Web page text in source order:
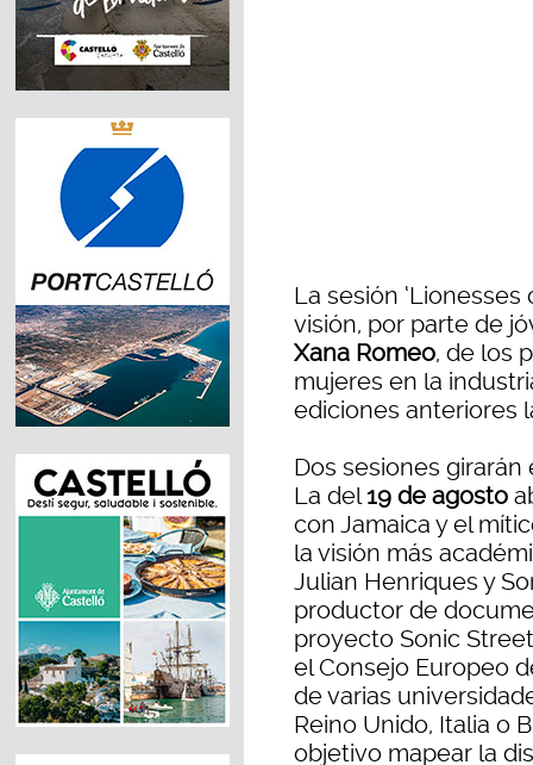
La sesión
visión, por parte de
Xana Romeo, de los
mujeres en la
ediciones anteriores
Dos sesiones girarán
La del19 de agosto
con Jamaica y el
la visión más
Julian Henriques y
productor de
proyecto Sonic
el Consejo Europeo
de varias
Reino Unido, Italia o
objetivo mapear la